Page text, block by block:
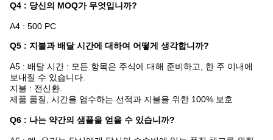
Q4 : 당신의 MOQ가 무엇입니까?
A4 : 500 PC
Q5 : 지불과 배달 시간에 대하여 어떻게 생각합니까?
A5 : 배달 시간 : 모든 항목은 주식에 대해 준비하고, 한 주 이내에
보내질 수 있습니다.
지불 : 전신환.
제품 품질, 시간을 엄수하는 선적과 지불을 위한 100% 보호
Q6 : 나는 약간의 샘플을 얻을 수 있습니까?